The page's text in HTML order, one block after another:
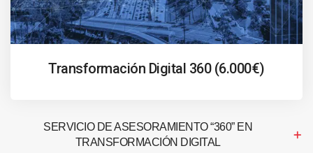
Transformación Digital 360 (6.000€)
SERVICIO DE ASESORAMIENTO “360” EN
TRANSFORMACIÓN DIGITAL